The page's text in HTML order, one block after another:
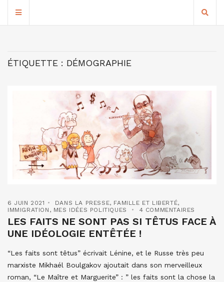
ÉTIQUETTE : DÉMOGRAPHIE
6 JUIN 2021 DANS LA PRESSE, FAMILLE ET LIBERTÉ,
IMMIGRATION , MES IDÉES POLITIQUES 4 COMMENTAIRES
LES FAITS NE SONT PAS SI TÊTUS FACE À
UNE IDÉOLOGIE ENTÊTÉE !
“Les faits sont têtus” écrivait Lénine, et le Russe très peu
marxiste Mikhaél Boulgakov ajoutait dans son merveilleux
roman, “Le Maître et Marguerite” : ” les faits sont la chose la